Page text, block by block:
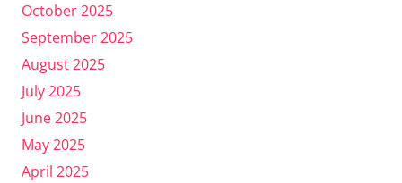
October 2025
September 2025
August 2025
July 2025
June 2025
May 2025
April 2025